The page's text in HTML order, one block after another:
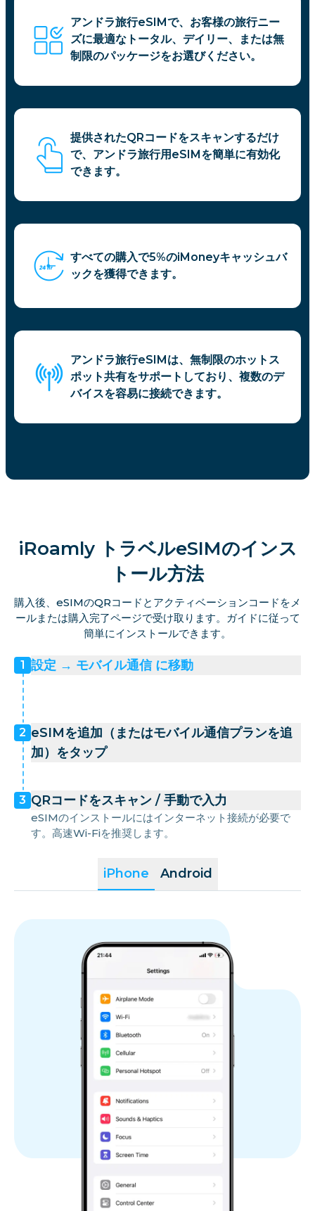
アンドラ旅行eSIMで、お客様の旅行ニー
ズに最適なトータル、デイリー、または無
制限のパッケージをお選びください。
提供されたQRコードをスキャンするだけ
で、アンドラ旅行用eSIMを簡単に有効化
できます。
すべての購入で5%のiMoneyキャッシュバ
ックを獲得できます。
アンドラ旅行eSIMは、無制限のホットス
ポット共有をサポートしており、複数のデ
バイスを容易に接続できます。
iRoamly トラベルeSIMのインス
トール方法
購入後、eSIMのQRコードとアクティベーションコードをメ
ールまたは購入完了ページで受け取ります。ガイドに従って
簡単にインストールできます。
iPhone Android
1 設定 → モバイル通信 に移動
2 eSIMを追加（またはモバイル通信プランを追
加）をタップ
3 QRコードをスキャン / 手動で入力
eSIMのインストールにはインターネット接続が必要で
す。高速Wi-Fiを推奨します。